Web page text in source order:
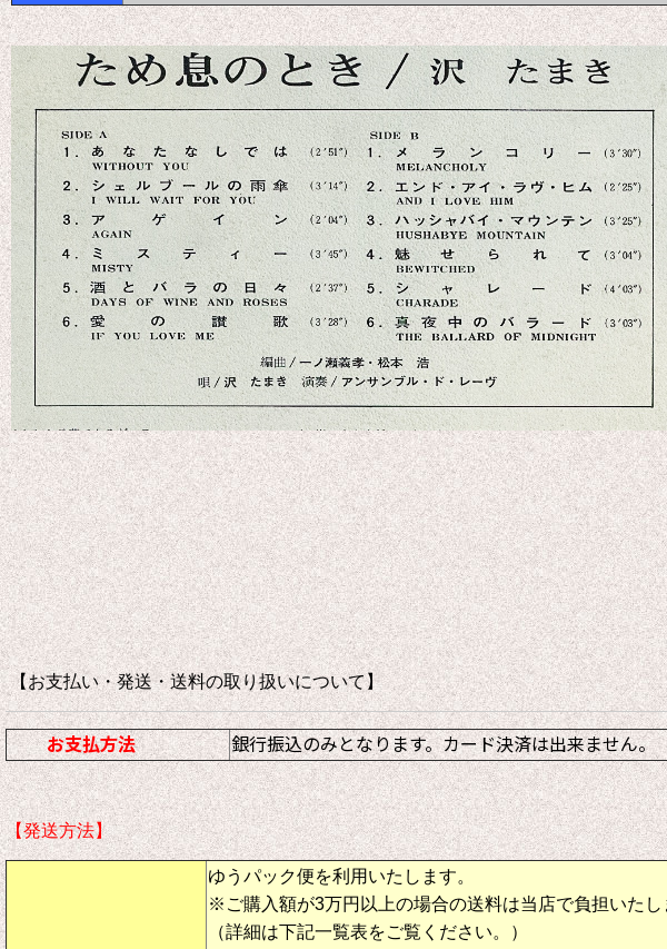
【お支払い・発送・送料の取り扱いについて】
お支払方法 銀行振込のみとなります。カード決済は出来ません。
【発送方法】
ゆうパック便を利用いたします。
※ご購入額が3万円以上の場合の送料は当店で負担いたし
（詳細は下記一覧表をご覧ください。）